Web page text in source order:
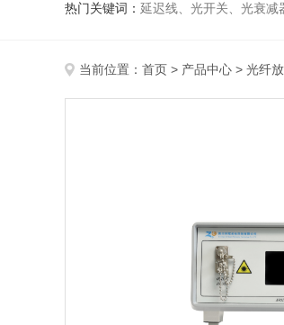
热门关键词： 延迟线、光开关、光衰减器、光纤激光器、光源、光纤放大器、光探
当前位置： 首页 > 产品中心 > 光纤